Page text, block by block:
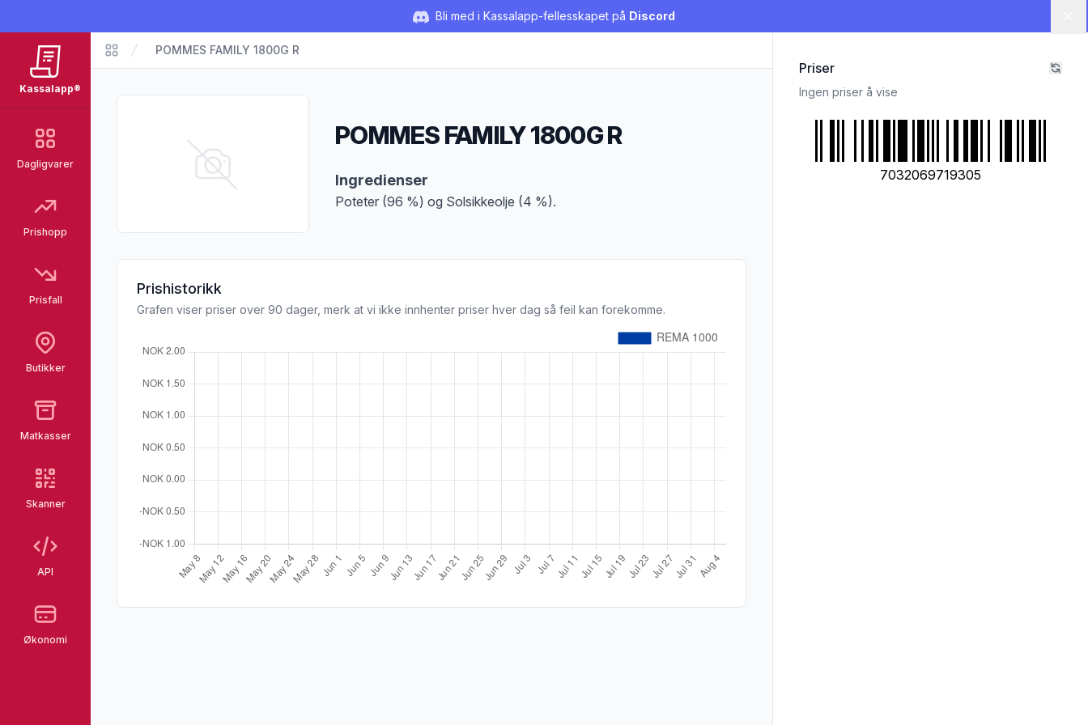
Bli med i Kassalapp-fellesskapet på Discord
Kassalapp®
Dagligvarer
Prishopp
Prisfall
Butikker
Matkasser
Skanner
API
Økonomi
Matvarer
POMMES FAMILY 1800G R
POMMES FAMILY 1800G R
Ingredienser
Poteter (96 %) og Solsikkeolje (4 %).
Prishistorikk
Grafen viser priser over 90 dager, merk at vi ikke innhenter priser hver dag så feil kan forekomme.
Priser
Ingen priser å vise
7032069719305